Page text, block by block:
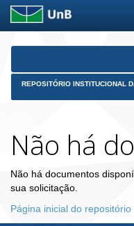
Skip
REPOSITÓRIO INSTITUCIONAL
Não há
Não há documentos
sua solicitação.
Página inicial do repositório